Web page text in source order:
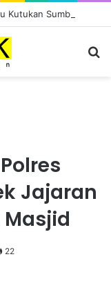
Jajaran
22